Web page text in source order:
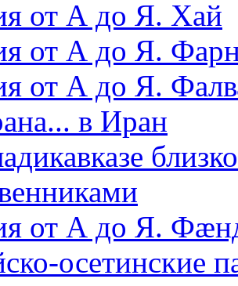
от А до Я. Хай
от А до Я.
от А до Я.
в Иран
от А до Я.
осетинские